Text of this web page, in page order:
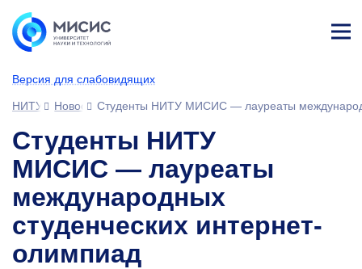
Версия для слабовидящих
ине
НИТУ МИСИС
НовостиСтуденты НИТУ МИСИС — лауреаты
Студенты НИТУ
МИСИС — лауреаты
международных
студенческих интернет-
олимпиад